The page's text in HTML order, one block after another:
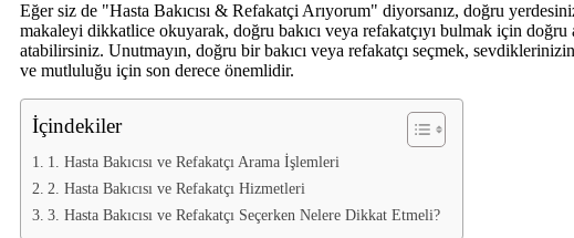
Eğer siz de "Hasta Bakıcısı & Refakatçi Arıyorum" diyorsanız, doğru
makaleyi dikkatlice okuyarak, doğru bakıcı veya refakatçıyı bulmak için doğru
atabilirsiniz. Unutmayın, doğru bir bakıcı veya refakatçı seçmek, sevdiklerinizin
ve mutluluğu için son derece önemlidir.
İçindekiler
1. Hasta Bakıcısı ve Refakatçı Arama İşlemleri
2. Hasta Bakıcısı ve Refakatçı Hizmetleri
3. Hasta Bakıcısı ve Refakatçı Seçerken Nelere Dikkat Etmeli?